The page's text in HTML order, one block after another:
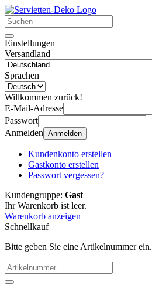
Einstellungen
Versandland
Sprachen
Willkommen zurück!
E-Mail-Adresse
Passwort
Anmelden Anmelden
Kundenkonto erstellen
Gastkonto erstellen
Passwort vergessen?
Kundengruppe: Gast
Ihr Warenkorb ist leer.
Warenkorb anzeigen
Schnellkauf
Bitte geben Sie eine Artikelnummer ein.